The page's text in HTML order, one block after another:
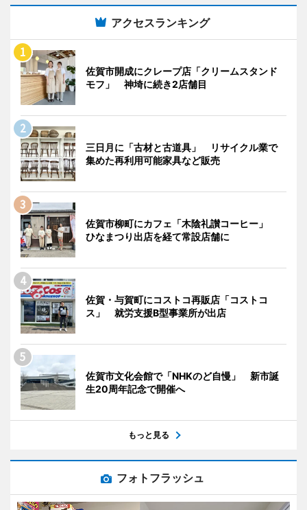
アクセスランキング
佐賀市開成にクレープ店「クリームスタンド
モフ」 神埼に続き2店舗目
三日月に「古材と古道具」 リサイクル業で
集めた再利用可能家具など販売
佐賀市柳町にカフェ「木陰礼讃コーヒー」
ひなまつり出店を経て常設店舗に
佐賀・与賀町にコストコ再販店「コストコ
ス」 就労支援B型事業所が出店
佐賀市文化会館で「NHKのど自慢」 新市誕
生20周年記念で開催へ
もっと見る
フォトフラッシュ